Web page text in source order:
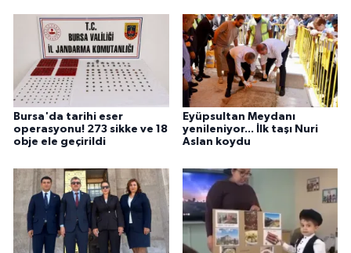
Bursa'da tarihi eser
operasyonu! 273 sikke ve 18
obje ele geçirildi
Eyüpsultan Meydanı
yenileniyor... İlk taşı Nuri
Aslan koydu